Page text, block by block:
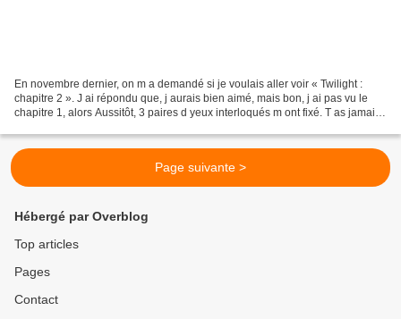
En novembre dernier, on m a demandé si je voulais aller voir « Twilight :
chapitre 2 ». J ai répondu que, j aurais bien aimé, mais bon, j ai pas vu le
chapitre 1, alors Aussitôt, 3 paires d yeux interloqués m ont fixé. T as jamais
Page suivante >
Hébergé par Overblog
Top articles
Pages
Contact